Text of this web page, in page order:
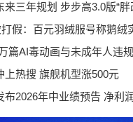
三年规划 步步高3.0版“胖
百元羽绒服号称鹅绒实为廉价飞
篇AI毒动画与未成年人违
上热搜 旗舰机型涨500元
布2026年中业绩预告 净利